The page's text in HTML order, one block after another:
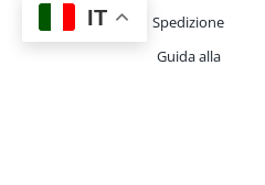
condizioni
Spedizione
Guida alla
IT